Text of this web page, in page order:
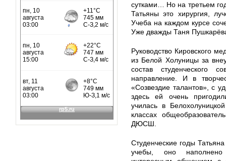
сутками… Но на третьем
Татьяны это хирургия,
Учеба на каждом курсе
Уже дважды Таня
Руководство Кировского
из Белой Холуницы за
состав студенческого
направление. И в
«Созвездие талантов», с
здесь ей очень
училась в
классах
ДЮСШ.
Студенческие годы
учебы, оно наполнено